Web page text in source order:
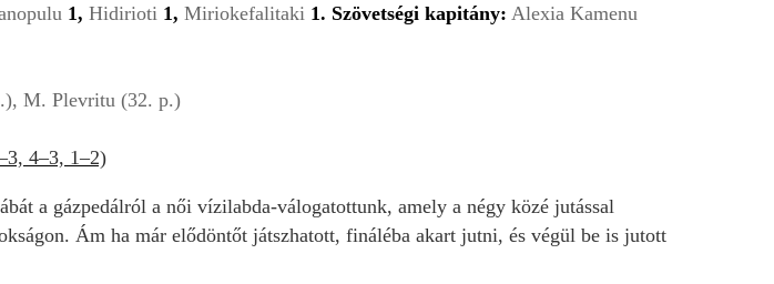
1, Hidirioti 1, Miriokefalitaki 1. Szövetségi kapitány: Alexia Kamenu
M. Plevritu (32. p.)
4–3, 1–2)
a gázpedálról a női vízilabda-válogatottunk, amely a négy közé jutással
Ám ha már elődöntőt játszhatott, fináléba akart jutni, és végül be is jutott